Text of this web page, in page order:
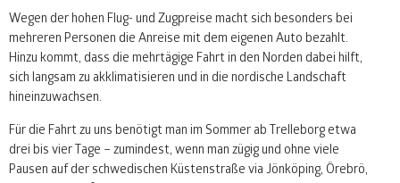
Wegen der hohen Flug- und Zugpreise macht sich besonders bei
mehreren Personen die Anreise mit dem eigenen Auto bezahlt.
Hinzu kommt, dass die mehrtägige Fahrt in den Norden dabei hilft,
sich langsam zu akklimatisieren und in die nordische Landschaft
hineinzuwachsen.
Für die Fahrt zu uns benötigt man im Sommer ab Trelleborg etwa
drei bis vier Tage – zumindest, wenn man zügig und ohne viele
Pausen auf der schwedischen Küstenstraße via Jönköping, Örebrö,